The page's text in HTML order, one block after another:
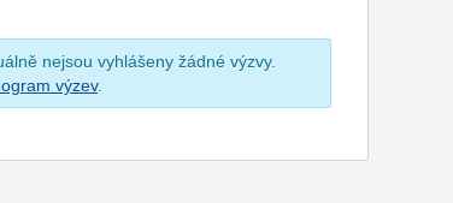
nejsou vyhlášeny žádné výzvy.
výzev.